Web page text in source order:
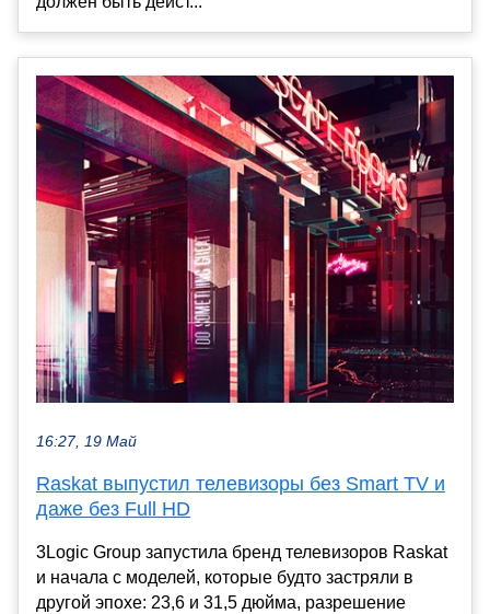
16:27, 19 Май
Raskat выпустил телевизоры без Smart TV и
даже без Full HD
3Logic Group запустила бренд телевизоров Raskat
и начала с моделей, которые будто застряли в
другой эпохе: 23,6 и 31,5 дюйма, разрешение